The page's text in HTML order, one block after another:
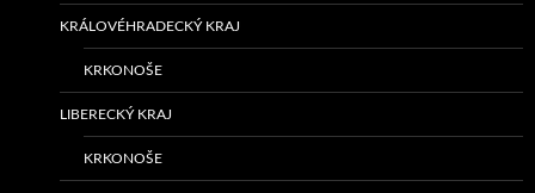
KRÁLOVÉHRADECKÝ KRAJ
KRKONOŠE
LIBERECKÝ KRAJ
KRKONOŠE